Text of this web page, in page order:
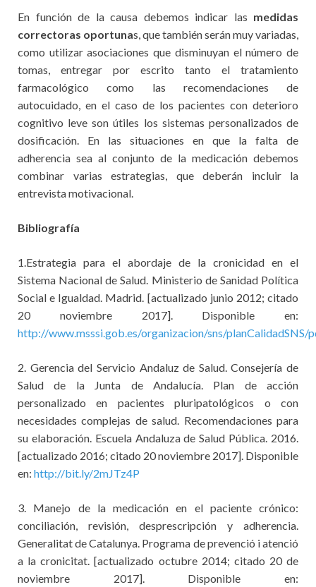
En función de la causa debemos indicar las medidas
correctoras oportunas, que también serán muy variadas,
como utilizar asociaciones que disminuyan el número de
tomas, entregar por escrito tanto el tratamiento
farmacológico como las recomendaciones de
autocuidado, en el caso de los pacientes con deterioro
cognitivo leve son útiles los sistemas personalizados de
dosificación. En las situaciones en que la falta de
adherencia sea al conjunto de la medicación debemos
combinar varias estrategias, que deberán incluir la
entrevista motivacional.
Bibliografía
1.Estrategia para el abordaje de la cronicidad en el
Sistema Nacional de Salud. Ministerio de Sanidad Política
Social e Igualdad. Madrid. [actualizado junio 2012; citado
20 noviembre 2017]. Disponible en:
http://www.msssi.gob.es/organizacion/sns/
2. Gerencia del Servicio Andaluz de Salud. Consejería de
Salud de la Junta de Andalucía. Plan de acción
personalizado en pacientes pluripatológicos o con
necesidades complejas de salud. Recomendaciones para
su elaboración. Escuela Andaluza de Salud Pública. 2016.
[actualizado 2016; citado 20 noviembre 2017]. Disponible
en: http://bit.ly/2mJTz4P
3. Manejo de la medicación en el paciente crónico:
conciliación, revisión, desprescripción y adherencia.
Generalitat de Catalunya. Programa de prevenció i atenció
a la cronicitat. [actualizado octubre 2014; citado 20 de
noviembre 2017]. Disponible en: